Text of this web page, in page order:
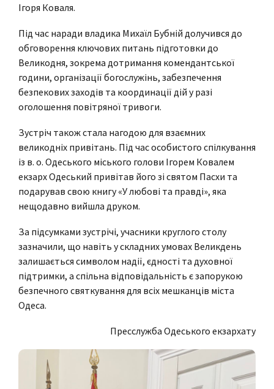
Ігоря Коваля.
Під час наради владика Михаїл Бубній долучився до
обговорення ключових питань підготовки до
Великодня, зокрема дотримання комендантської
години, організації богослужінь, забезпечення
безпекових заходів та координації дій у разі
оголошення повітряної тривоги.
Зустріч також стала нагодою для взаємних
великодніх привітань. Під час особистого спілкування
із в. о. Одеського міського голови Ігорем Ковалем
екзарх Одеський привітав його зі святом Пасхи та
подарував свою книгу «У любові та правді», яка
нещодавно вийшла друком.
За підсумками зустрічі, учасники круглого столу
зазначили, що навіть у складних умовах Великдень
залишається символом надії, єдності та духовної
підтримки, а спільна відповідальність є запорукою
безпечного святкування для всіх мешканців міста
Одеса.
Пресслужба Одеського екзархату